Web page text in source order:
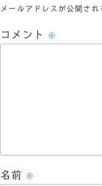
メールアドレスが公開され
コメント ※
名前 ※